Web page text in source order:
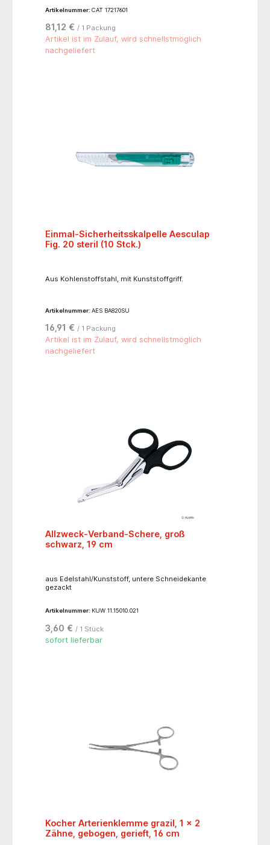
Reißfestigkeit, ist gut zu knüpfen und besitzt eine
schneidende Nadel 24 mm
Artikelnummer: CAT 17217601
81,12 € / 1 Packung
Artikel ist im Zulauf, wird schnellstmöglich
nachgeliefert
Einmal-Sicherheitsskalpelle Aesculap
Fig. 20 steril (10 Stck.)
Aus Kohlenstoffstahl, mit Kunststoffgriff.
Artikelnummer: AES BA820SU
16,91 € / 1 Packung
Artikel ist im Zulauf, wird schnellstmöglich
nachgeliefert
Allzweck-Verband-Schere, groß
schwarz, 19 cm
aus Edelstahl/Kunststoff, untere Schneidekante
gezackt
Artikelnummer: KUW 11.15010.021
3,60 € / 1 Stück
sofort lieferbar
Kocher Arterienklemme grazil, 1 x 2
Zähne, gebogen, gerieft, 16 cm